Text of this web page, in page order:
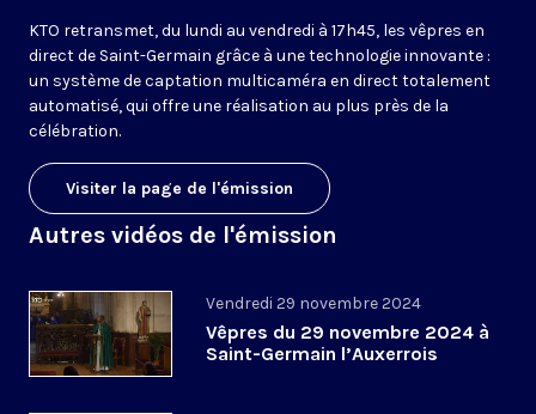
KTO retransmet, du lundi au vendredi à 17h45, les vêpres en
direct de Saint-Germain grâce à une technologie innovante :
un système de captation multicaméra en direct totalement
automatisé, qui offre une réalisation au plus près de la
célébration.
Visiter la page de l'émission
Autres vidéos de l'émission
Vendredi 29 novembre 2024
Vêpres du 29 novembre 2024 à
Saint-Germain l’Auxerrois